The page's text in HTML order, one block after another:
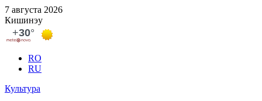
7 августа 2026
Кишинэу
RO
RU
Культура